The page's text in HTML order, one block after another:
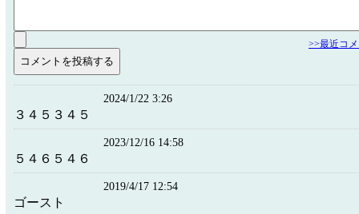
>>最近コ
2024/1/22 3:26
３４５３４５
2023/12/16 14:58
５４６５４６
2019/4/17 12:54
ゴースト